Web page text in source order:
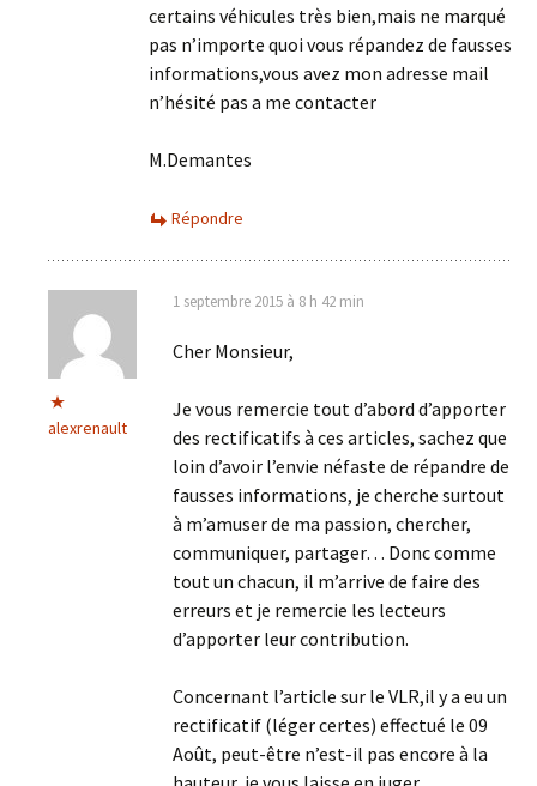
certains véhicules très bien,mais ne marqué
pas n’importe quoi vous répandez de fausses
informations,vous avez mon adresse mail
n’hésité pas a me contacter
M.Demantes
Répondre
alexrenault
1 septembre 2015 à 8 h 42 min
Cher Monsieur,
Je vous remercie tout d’abord d’apporter
des rectificatifs à ces articles, sachez que
loin d’avoir l’envie néfaste de répandre de
fausses informations, je cherche surtout
à m’amuser de ma passion, chercher,
communiquer, partager… Donc comme
tout un chacun, il m’arrive de faire des
erreurs et je remercie les lecteurs
d’apporter leur contribution.
Concernant l’article sur le VLR,il y a eu un
rectificatif (léger certes) effectué le 09
Août, peut-être n’est-il pas encore à la